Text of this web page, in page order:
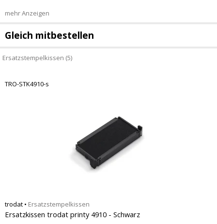
mehr Anzeigen
Gleich mitbestellen
Ersatzstempelkissen (5)
TRO-STK4910-s
trodat • Ersatzstempelkissen
Ersatzkissen trodat printy 4910 - Schwarz